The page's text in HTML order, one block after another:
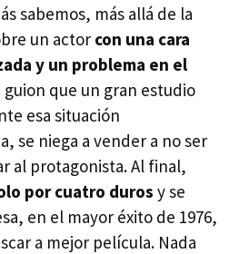
sabemos, más allá de la
un actor con una cara
y un problema en el
que un gran estudio
esa situación
se niega a vender a no ser
al protagonista. Al final,
por cuatro duros y se
en el mayor éxito de 1976,
a mejor película. Nada